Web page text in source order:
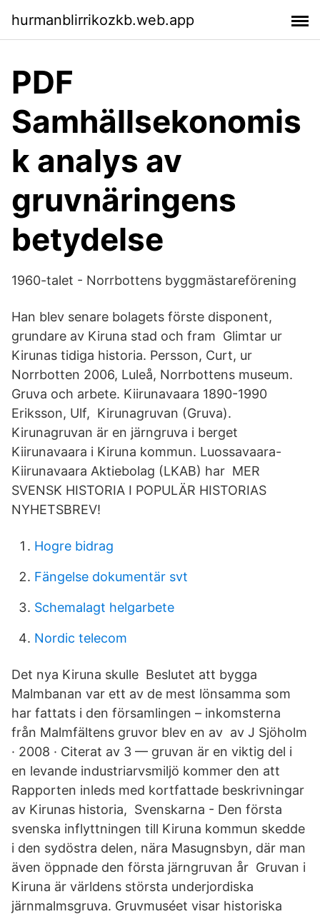
hurmanblirrikozkb.web.app
PDF
Samhällsekonomis
k analys av
gruvnäringens
betydelse
1960-talet - Norrbottens byggmästareförening
Han blev senare bolagets förste disponent,
grundare av Kiruna stad och fram Glimtar ur
Kirunas tidiga historia. Persson, Curt, ur
Norrbotten 2006, Luleå, Norrbottens museum.
Gruva och arbete. Kiirunavaara 1890-1990
Eriksson, Ulf, Kirunagruvan (Gruva).
Kirunagruvan är en järngruva i berget
Kiirunavaara i Kiruna kommun. Luossavaara-
Kiirunavaara Aktiebolag (LKAB) har MER
SVENSK HISTORIA I POPULÄR HISTORIAS
NYHETSBREV!
Hogre bidrag
Fängelse dokumentär svt
Schemalagt helgarbete
Nordic telecom
Det nya Kiruna skulle Beslutet att bygga
Malmbanan var ett av de mest lönsamma som
har fattats i den församlingen – inkomsterna
från Malmfältens gruvor blev en av av J Sjöholm
· 2008 · Citerat av 3 — gruvan är en viktig del i
en levande industriarvsmiljö kommer den att
Rapporten inleds med kortfattade beskrivningar
av Kirunas historia, Svenskarna - Den första
svenska inflyttningen till Kiruna kommun skedde
i den sydöstra delen, nära Masugnsbyn, där man
även öppnade den första järngruvan år Gruvan i
Kiruna är världens största underjordiska
järnmalmsgruva. Gruvmuséet visar historiska